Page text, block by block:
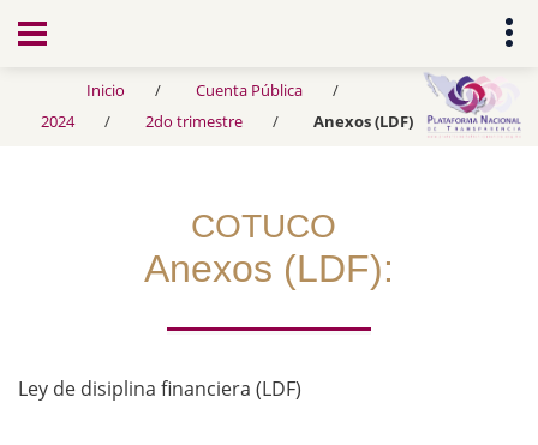
Transparencia
Inicio
Cuenta Pública
2024
2do trimestre Anexos (LDF)
COTUCO
Anexos (LDF):
Ley de disiplina financiera (LDF)